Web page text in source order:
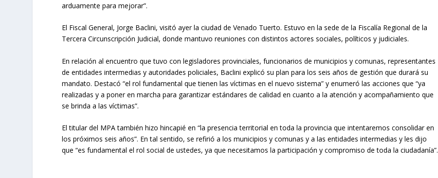
arduamente para mejorar”.
El Fiscal General, Jorge Baclini, visitó ayer la ciudad de Venado Tuerto. Estuvo en la sede de la Fiscalía Regional de la
Tercera Circunscripción Judicial, donde mantuvo reuniones con distintos actores sociales, políticos y judiciales.
En relación al encuentro que tuvo con legisladores provinciales, funcionarios de municipios y comunas, representantes
de entidades intermedias y autoridades policiales, Baclini explicó su plan para los seis años de gestión que durará su
mandato. Destacó “el rol fundamental que tienen las víctimas en el nuevo sistema” y enumeró las acciones que “ya
realizadas y a poner en marcha para garantizar estándares de calidad en cuanto a la atención y acompañamiento que
se brinda a las víctimas”.
El titular del MPA también hizo hincapié en “la presencia territorial en toda la provincia que intentaremos consolidar en
los próximos seis años”. En tal sentido, se refirió a los municipios y comunas y a las entidades intermedias y les dijo
que “es fundamental el rol social de ustedes, ya que necesitamos la participación y compromiso de toda la ciudadanía”.